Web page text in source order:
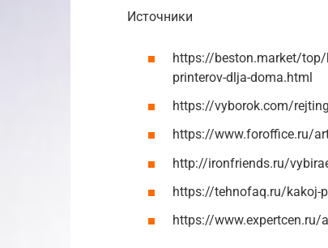
Источники
https://beston.market/top/
printerov-dlja-doma.html
https://vyborok.com/
https://www.foroffice.ru/
http://ironfriends.ru/
https://tehnofaq.ru/kakoj-
https://www.expertcen.ru/